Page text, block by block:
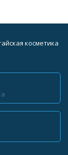
косметика